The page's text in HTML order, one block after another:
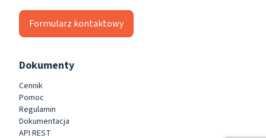
Formularz kontaktowy
Dokumenty
Cennik
Pomoc
Regulamin
Dokumentacja
API REST